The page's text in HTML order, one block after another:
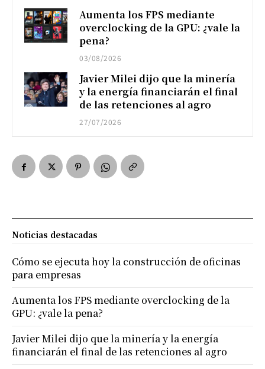
Aumenta los FPS mediante
overclocking de la GPU: ¿vale la
pena?
03/08/2026
Javier Milei dijo que la minería
y la energía financiarán el final
de las retenciones al agro
27/07/2026
Noticias destacadas
Cómo se ejecuta hoy la construcción de oficinas
para empresas
Aumenta los FPS mediante overclocking de la
GPU: ¿vale la pena?
Javier Milei dijo que la minería y la energía
financiarán el final de las retenciones al agro